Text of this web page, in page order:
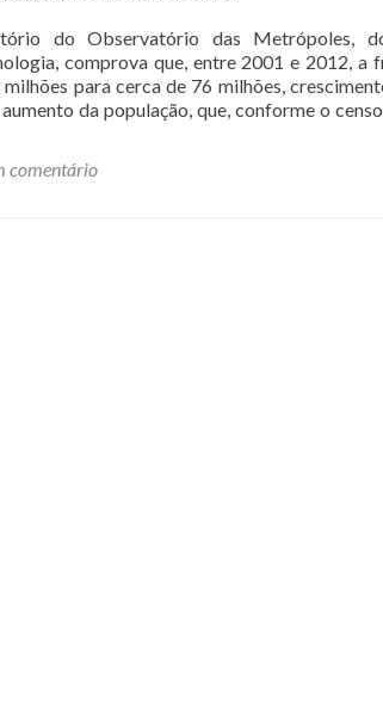
do Observatório das Metrópoles,
comprova que, entre 2001 e 2012, a
milhões para cerca de 76 milhões,
da população, que, conforme o
comentário